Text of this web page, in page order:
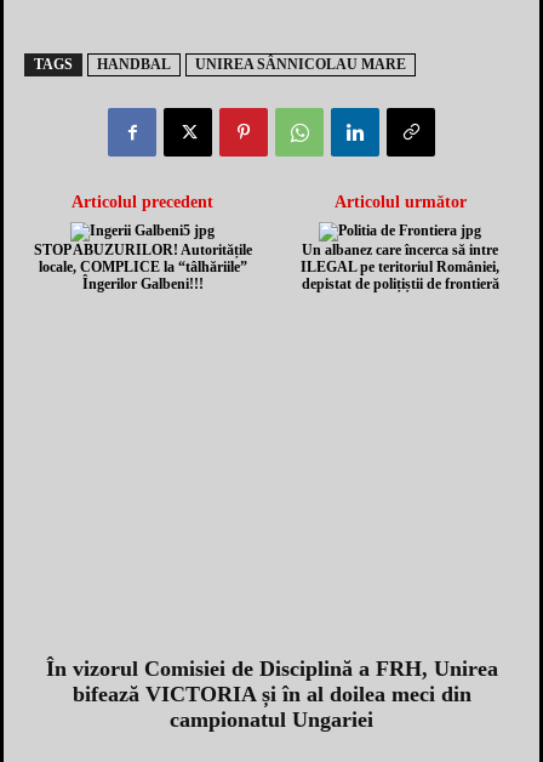
TAGS HANDBAL UNIREA SÂNNICOLAU MARE
Articolul precedent
STOP ABUZURILOR! Autoritățile
locale, COMPLICE la “tâlhăriile”
Îngerilor Galbeni!!!
Articolul următor
Un albanez care încerca să intre
ILEGAL pe teritoriul României,
depistat de polițiștii de frontieră
În vizorul Comisiei de Disciplină a FRH, Unirea
bifează VICTORIA și în al doilea meci din
campionatul Ungariei